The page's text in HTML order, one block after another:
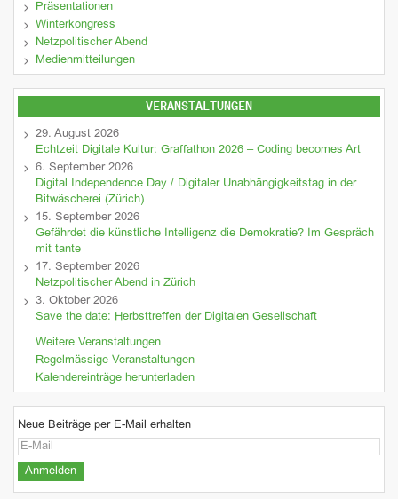
Präsentationen
Winterkongress
Netzpolitischer Abend
Medienmitteilungen
VERANSTALTUNGEN
29. August 2026
Echtzeit Digitale Kultur: Graffathon 2026 – Coding becomes Art
6. September 2026
Digital Independence Day / Digitaler Unabhängigkeitstag in der
Bitwäscherei (Zürich)
15. September 2026
Gefährdet die künstliche Intelligenz die Demokratie? Im Gespräch
mit tante
17. September 2026
Netzpolitischer Abend in Zürich
3. Oktober 2026
Save the date: Herbsttreffen der Digitalen Gesellschaft
Weitere Veranstaltungen
Regelmässige Veranstaltungen
Kalendereinträge herunterladen
Neue Beiträge per E-Mail erhalten